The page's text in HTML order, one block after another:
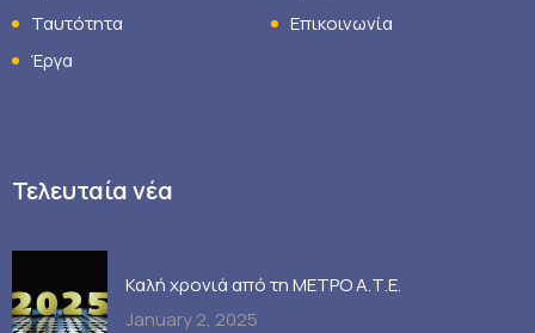
Ταυτότητα
Έργα
Επικοινωνία
Τελευταία νέα
Καλή χρονιά από τη ΜΕΤΡΟ Α.Τ.Ε.
January 2, 2025